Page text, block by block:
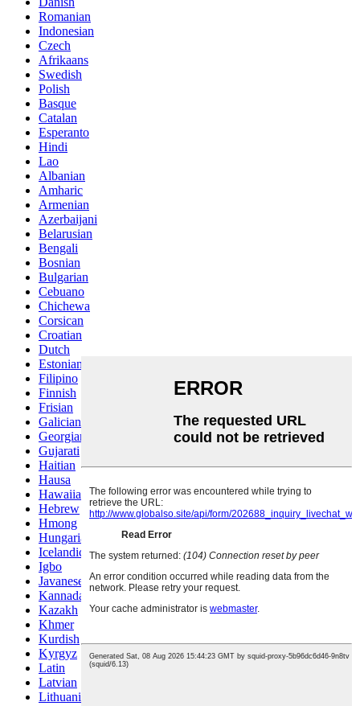
Romanian
Indonesian
Czech
Afrikaans
Swedish
Polish
Basque
Catalan
Esperanto
Hindi
Lao
Albanian
Amharic
Armenian
Azerbaijani
Belarusian
Bengali
Bosnian
Bulgarian
Cebuano
Chichewa
Corsican
Croatian
Dutch
Estonian
Filipino
Finnish
Frisian
Galician
Georgian
Gujarati
Haitian
Hausa
Hawaiian
Hebrew
Hmong
Hungarian
Icelandic
Igbo
Javanese
Kannada
Kazakh
Khmer
Kurdish
Kyrgyz
Latin
Latvian
Lithuanian